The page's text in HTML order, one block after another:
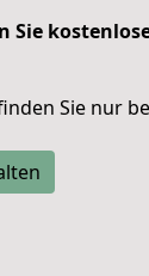
Sie
Sie nur